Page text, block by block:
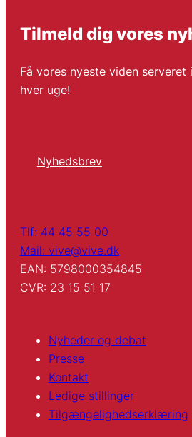
Tilmeld dig vores
Få vores nyeste viden
hver uge!
Nyhedsbrev
Tlf: 44 45 55 00
Mail: vive@vive.dk
EAN: 5798000354845
CVR: 23 15 51 17
Nyheder og debat
Presse
Kontakt
Ledige stillinger
Tilgængelighedserklæring